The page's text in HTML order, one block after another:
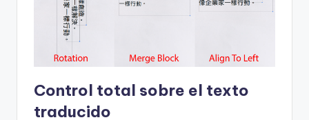
Control total sobre el texto
traducido